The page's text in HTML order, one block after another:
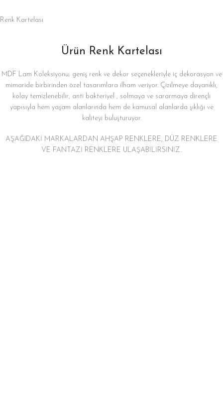
Renk Kartelası
Ürün Renk Kartelası
MDF Lam Koleksiyonu; geniş renk ve dekor seçenekleriyle iç dekorasyon ve
mimaride birbirinden özel tasarımlara ilham veriyor. Çizilmeye dayanıklı,
kolay temizlenebilir, anti bakteriyel , solmaya ve sararmaya dirençli
yapısıyla hem yaşam alanlarında hem de kamusal alanlarda şıklığı ve
kaliteyi buluşturuyor.
AŞAĞIDAKİ MARKALARDAN AHŞAP RENKLERE, DÜZ RENKLERE
VE FANTAZİ RENKLERE ULAŞABİLİRSİNİZ..